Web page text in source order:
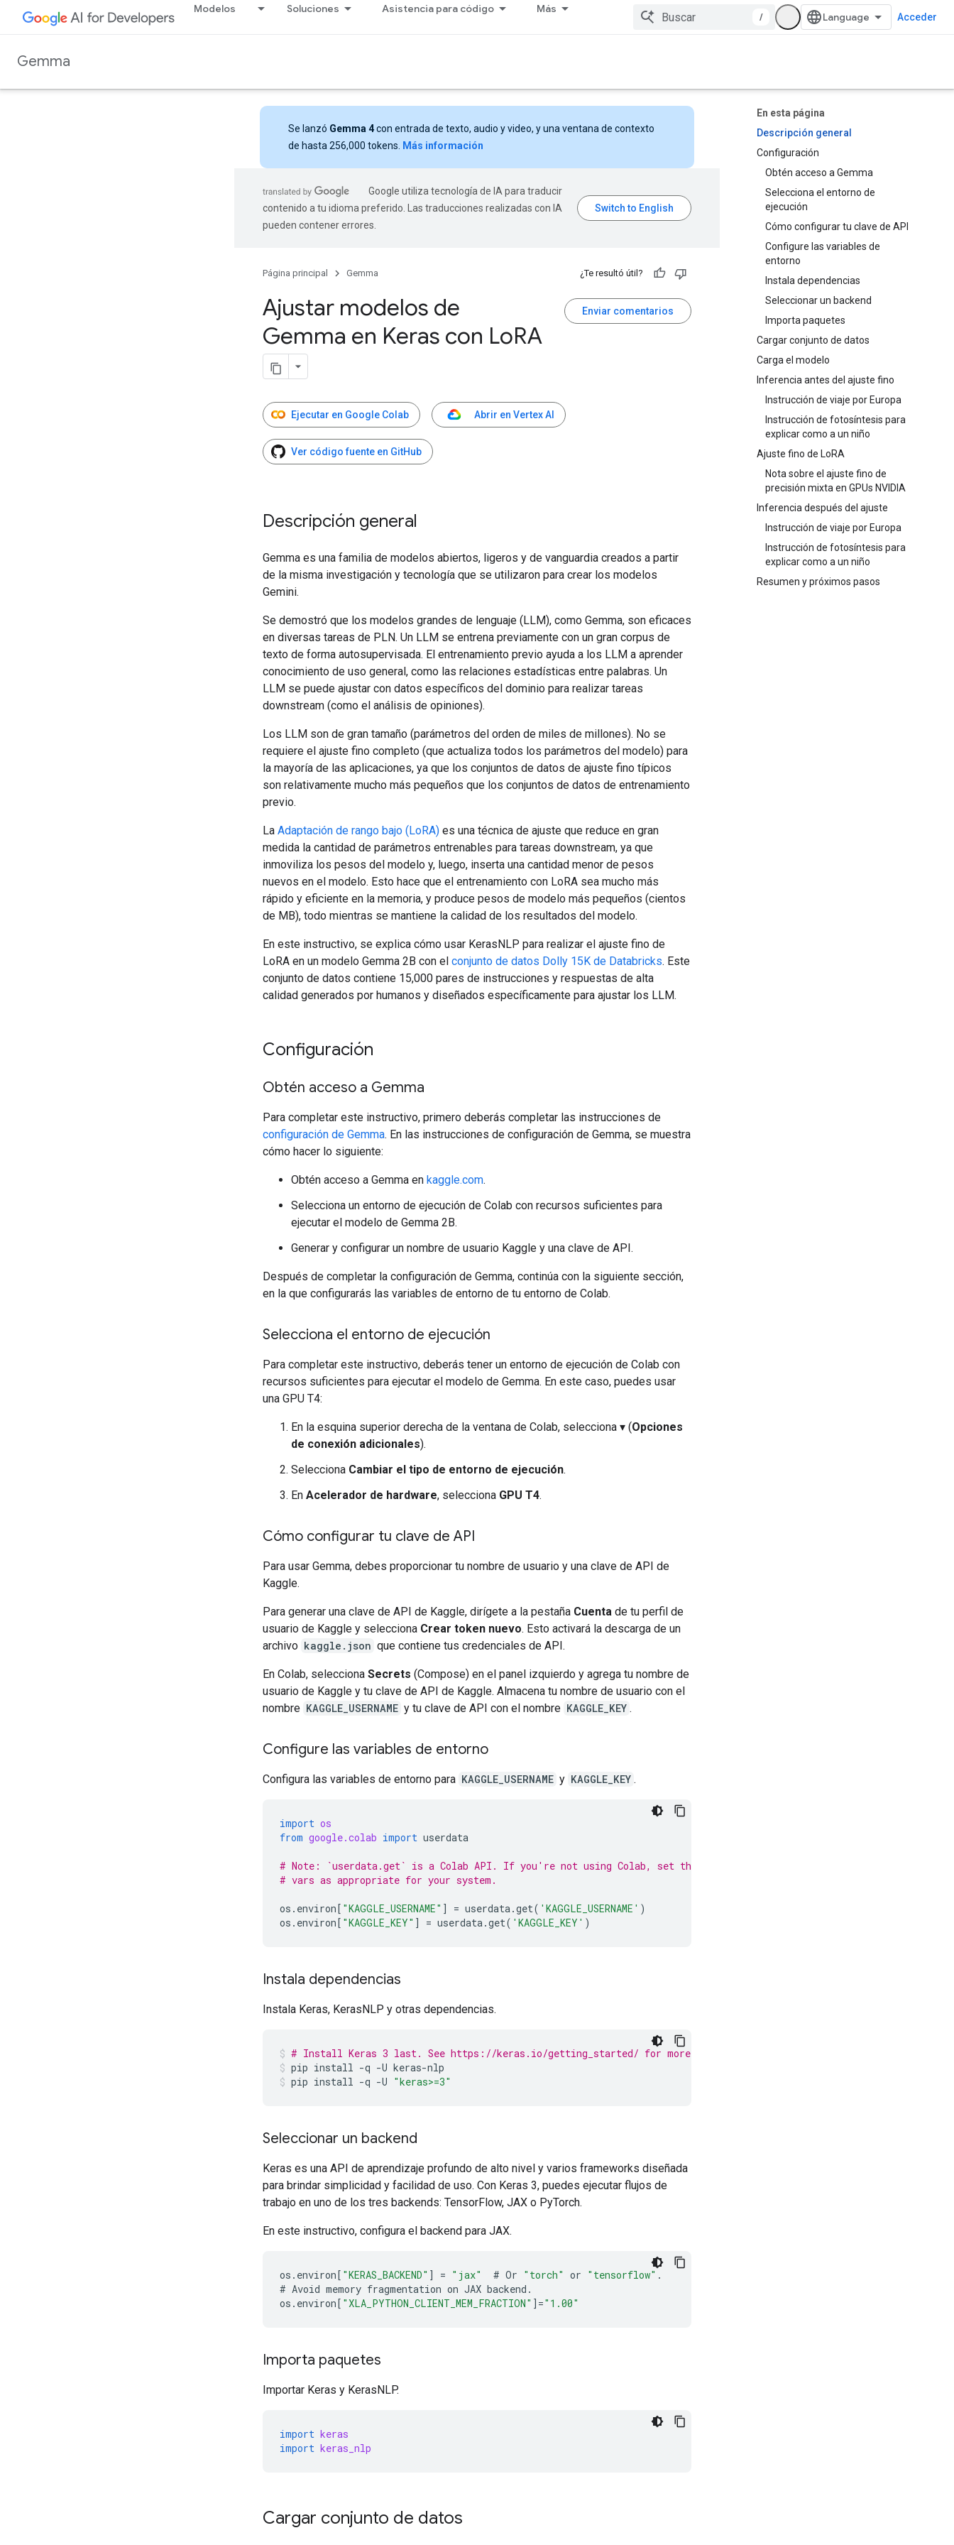
Modelos Soluciones Asistencia para código Más
/ Acceder
Gemma
En esta página
Descripción general
Configuración
Obtén acceso a Gemma
Selecciona el entorno de
ejecución
Cómo configurar tu clave de API
Configure las variables de
entorno
Instala dependencias
Seleccionar un backend
Importa paquetes
Cargar conjunto de datos
Carga el modelo
Inferencia antes del ajuste fino
Instrucción de viaje por Europa
Instrucción de fotosíntesis para
explicar como a un niño
Ajuste fino de LoRA
Nota sobre el ajuste fino de
precisión mixta en GPUs NVIDIA
Inferencia después del ajuste
Instrucción de viaje por Europa
Instrucción de fotosíntesis para
explicar como a un niño
Resumen y próximos pasos
Se lanzó Gemma 4con entrada de texto, audio y video, y una ventana de contexto
de hasta 256,000 tokens.
Más información
Google utiliza tecnología de IA para traducir
contenido a tu idioma preferido. Las traducciones realizadas con IA
pueden contener errores.
Página principal Gemma ¿Te resultó útil?
Enviar comentarios
Ajustar modelos de
Gemma en Keras con LoRA
Ejecutar en Google Colab Abrir en Vertex AI
Ver código fuente en GitHub
Descripción general
Gemma es una familia de modelos abiertos, ligeros y de vanguardia creados a partir
de la misma investigación y tecnología que se utilizaron para crear los modelos
Gemini.
Se demostró que los modelos grandes de lenguaje (LLM), como Gemma, son eficaces
en diversas tareas de PLN. Un LLM se entrena previamente con un gran corpus de
texto de forma autosupervisada. El entrenamiento previo ayuda a los LLM a aprender
conocimiento de uso general, como las relaciones estadísticas entre palabras. Un
LLM se puede ajustar con datos específicos del dominio para realizar tareas
downstream (como el análisis de opiniones).
Los LLM son de gran tamaño (parámetros del orden de miles de millones). No se
requiere el ajuste fino completo (que actualiza todos los parámetros del modelo) para
la mayoría de las aplicaciones, ya que los conjuntos de datos de ajuste fino típicos
son relativamente mucho más pequeños que los conjuntos de datos de entrenamiento
previo.
La Adaptación de rango bajo (LoRA) es una técnica de ajuste que reduce en gran
medida la cantidad de parámetros entrenables para tareas downstream, ya que
inmoviliza los pesos del modelo y, luego, inserta una cantidad menor de pesos
nuevos en el modelo. Esto hace que el entrenamiento con LoRA sea mucho más
rápido y eficiente en la memoria, y produce pesos de modelo más pequeños (cientos
de MB), todo mientras se mantiene la calidad de los resultados del modelo.
En este instructivo, se explica cómo usar KerasNLP para realizar el ajuste fino de
LoRA en un modelo Gemma 2B con el conjunto de datos Dolly 15K de Databricks. Este
conjunto de datos contiene 15,000 pares de instrucciones y respuestas de alta
calidad generados por humanos y diseñados específicamente para ajustar los LLM.
Configuración
Obtén acceso a Gemma
Para completar este instructivo, primero deberás completar las instrucciones de
configuración de Gemma. En las instrucciones de configuración de Gemma, se muestra
cómo hacer lo siguiente:
Obtén acceso a Gemma en kaggle.com.
Selecciona un entorno de ejecución de Colab con recursos suficientes para
ejecutar el modelo de Gemma 2B.
Generar y configurar un nombre de usuario Kaggle y una clave de API.
Después de completar la configuración de Gemma, continúa con la siguiente sección,
en la que configurarás las variables de entorno de tu entorno de Colab.
Selecciona el entorno de ejecución
Para completar este instructivo, deberás tener un entorno de ejecución de Colab con
recursos suficientes para ejecutar el modelo de Gemma. En este caso, puedes usar
una GPU T4:
En la esquina superior derecha de la ventana de Colab, selecciona ▾ (Opciones
de conexión adicionales).
Selecciona Cambiar el tipo de entorno de ejecución.
En Acelerador de hardware, selecciona GPU T4.
Cómo configurar tu clave de API
Para usar Gemma, debes proporcionar tu nombre de usuario y una clave de API de
Kaggle.
Para generar una clave de API de Kaggle, dirígete a la pestaña Cuenta de tu perfil de
usuario de Kaggle y selecciona Crear token nuevo. Esto activará la descarga de un
archivo kaggle.json que contiene tus credenciales de API.
En Colab, selecciona Secrets (Compose) en el panel izquierdo y agrega tu nombre de
usuario de Kaggle y tu clave de API de Kaggle. Almacena tu nombre de usuario con el
nombre KAGGLE_USERNAME y tu clave de API con el nombre KAGGLE_KEY .
Configure las variables de entorno
Configura las variables de entorno para KAGGLE_USERNAME y KAGGLE_KEY .
import os
from google.colab import userdata
# Note: `userdata.get` is a Colab API. If you're not using Colab, set the env
# vars as appropriate for your system.
os . environ[ "KAGGLE_USERNAME" ] = userdata.get( 'KAGGLE_USERNAME' )
os . environ[ "KAGGLE_KEY" ] = userdata.get( 'KAGGLE_KEY' )
Instala dependencias
Instala Keras, KerasNLP y otras dependencias.
# Install Keras 3 last. See https://keras.io/getting_started/ for more details.
pip install -q -U keras-nlp
pip install -q -U "keras>=3"
Seleccionar un backend
Keras es una API de aprendizaje profundo de alto nivel y varios frameworks diseñada
para brindar simplicidad y facilidad de uso. Con Keras 3, puedes ejecutar flujos de
trabajo en uno de los tres backends: TensorFlow, JAX o PyTorch.
En este instructivo, configura el backend para JAX.
os . environ[ "KERAS_BACKEND" ] = "jax" # Or "torch" or "tensorflow" .
# Avoid memory fragmentation on JAX backend .
os . environ[ "XLA_PYTHON_CLIENT_MEM_FRACTION" ] ="1.00"
Importa paquetes
Importar Keras y KerasNLP.
import keras
import keras_nlp
Cargar conjunto de datos